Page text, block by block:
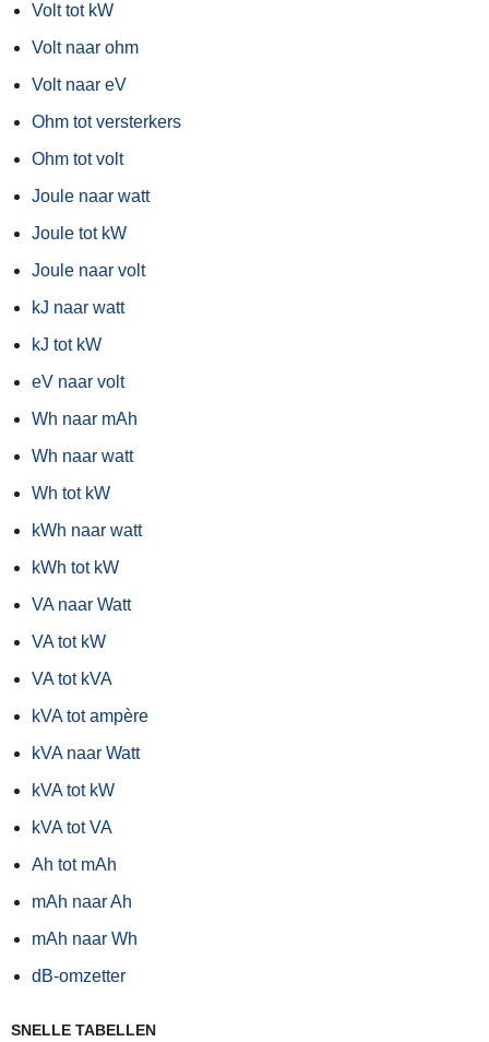
Volt tot kW
Volt naar ohm
Volt naar eV
Ohm tot versterkers
Ohm tot volt
Joule naar watt
Joule tot kW
Joule naar volt
kJ naar watt
kJ tot kW
eV naar volt
Wh naar mAh
Wh naar watt
Wh tot kW
kWh naar watt
kWh tot kW
VA naar Watt
VA tot kW
VA tot kVA
kVA tot ampère
kVA naar Watt
kVA tot kW
kVA tot VA
Ah tot mAh
mAh naar Ah
mAh naar Wh
dB-omzetter
SNELLE TABELLEN